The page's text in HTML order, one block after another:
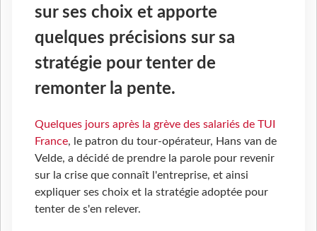
sur ses choix et apporte
quelques précisions sur sa
stratégie pour tenter de
remonter la pente.
Quelques jours après la grève des salariés de TUI
France, le patron du tour-opérateur, Hans van de
Velde, a décidé de prendre la parole pour revenir
sur la crise que connaît l'entreprise, et ainsi
expliquer ses choix et la stratégie adoptée pour
tenter de s'en relever.